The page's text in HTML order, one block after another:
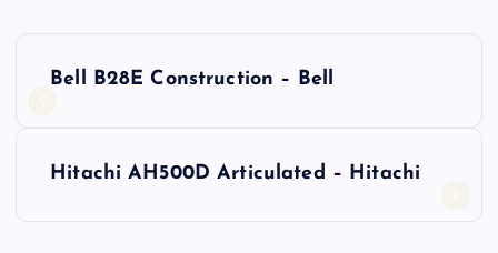
NBell B28E Construction – Bell
Hitachi AH500D Articulated – Hitachi